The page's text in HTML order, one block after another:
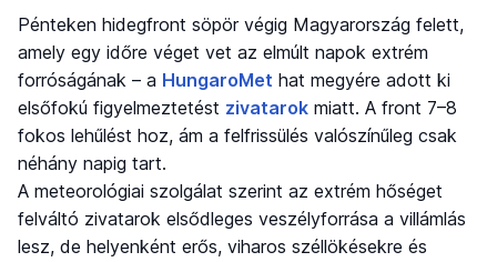
Pénteken hidegfront söpör végig Magyarország felett,
amely egy időre véget vet az elmúlt napok extrém
forróságának – a HungaroMet hat megyére adott ki
elsőfokú figyelmeztetést zivatarok miatt. A front 7–8
fokos lehűlést hoz, ám a felfrissülés valószínűleg csak
néhány napig tart.
A meteorológiai szolgálat szerint az extrém hőséget
felváltó zivatarok elsődleges veszélyforrása a villámlás
lesz, de helyenként erős, viharos széllökésekre és